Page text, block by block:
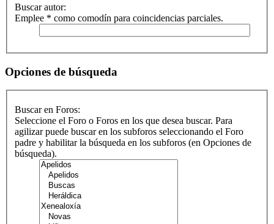
Buscar autor:
Emplee * como comodín para coincidencias parciales.
Opciones de búsqueda
Buscar en Foros:
Seleccione el Foro o Foros en los que desea buscar. Para
agilizar puede buscar en los subforos seleccionando el Foro
padre y habilitar la búsqueda en los subforos (en Opciones de
búsqueda).